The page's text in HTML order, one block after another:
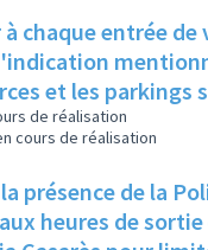
chaque entrée de
et les parkings
de réalisation
cours de réalisation
présence de la
heures de